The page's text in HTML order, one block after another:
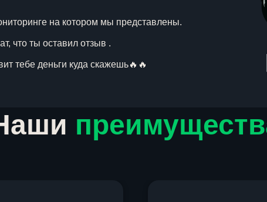
на котором мы представлены.
что ты оставил отзыв .
тебе деньги куда скажешь🔥🔥